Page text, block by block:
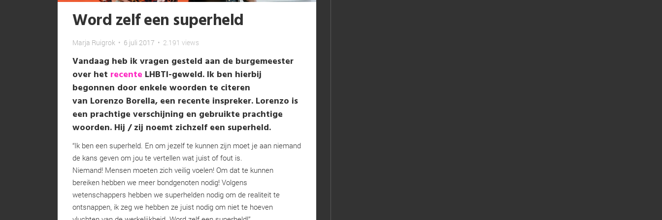
Word zelf een superheld
Marja Ruigrok • 6 juli 2017 • 2.191 views
Vandaag heb ik vragen gesteld aan de burgemeester
over het recente LHBTI-geweld. Ik ben hierbij
begonnen door enkele woorden te citeren
van Lorenzo Borella, een recente inspreker. Lorenzo is
een prachtige verschijning en gebruikte prachtige
woorden. Hij / zij noemt zichzelf een superheld.
“Ik ben een superheld. En om jezelf te kunnen zijn moet je aan niemand
de kans geven om jou te vertellen wat juist of fout is.
Niemand! Mensen moeten zich veilig voelen! Om dat te kunnen
bereiken hebben we meer bondgenoten nodig! Volgens
wetenschappers hebben we superhelden nodig om de realiteit te
ontsnappen, ik zeg we hebben ze juist nodig om niet te hoeven